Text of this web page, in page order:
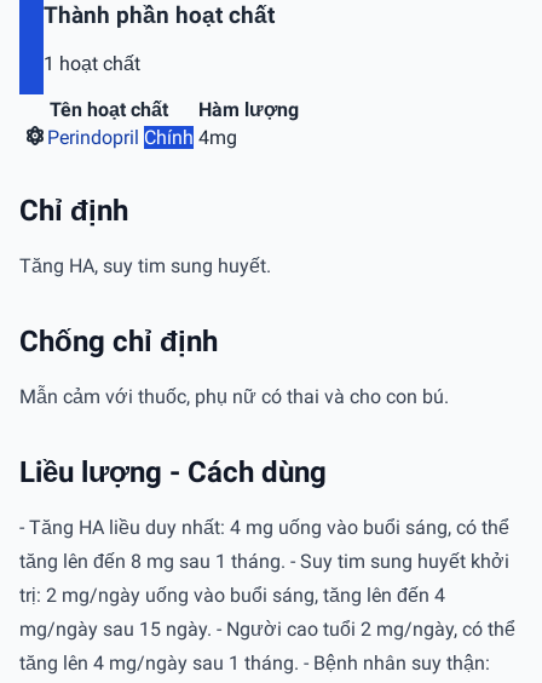
Thành phần hoạt chất
1 hoạt chất
Tên hoạt chất
Hàm lượng
Perindopril Chính 4mg
Chỉ định
Tăng HA, suy tim sung huyết.
Chống chỉ định
Mẫn cảm với thuốc, phụ nữ có thai và cho con bú.
Liều lượng - Cách dùng
- Tăng HA liều duy nhất: 4 mg uống vào buổi sáng, có thể
tăng lên đến 8 mg sau 1 tháng. - Suy tim sung huyết khởi
trị: 2 mg/ngày uống vào buổi sáng, tăng lên đến 4
mg/ngày sau 15 ngày. - Người cao tuổi 2 mg/ngày, có thể
tăng lên 4 mg/ngày sau 1 tháng. - Bệnh nhân suy thận: